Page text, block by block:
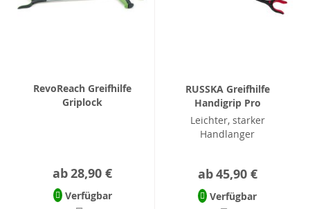
RevoReach Greifhilfe
Griplock
ab28,90 €
Verfügbar
RUSSKA Greifhilfe
Handigrip Pro
Leichter, starker
Handlanger
ab45,90 €
Verfügbar